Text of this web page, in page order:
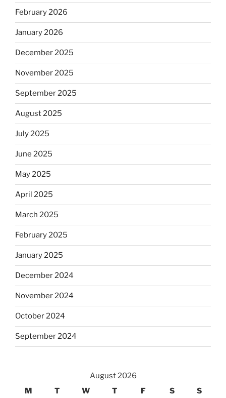
February 2026
January 2026
December 2025
November 2025
September 2025
August 2025
July 2025
June 2025
May 2025
April 2025
March 2025
February 2025
January 2025
December 2024
November 2024
October 2024
September 2024
August 2026
M
T W T F S S